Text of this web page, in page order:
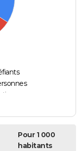
Pour 1 000
habitants